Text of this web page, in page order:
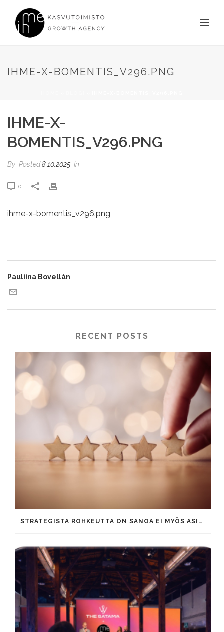
IHME-X-BOMENTIS_V296.PNG
IHME-X-
BOMENTIS_V296.PNG
By Posted8.10.2025 In
0
ihme-x-bomentis_v296.png
Pauliina Bovellán
RECENT POSTS
STRATEGISTA ROHKEUTTA ON SANOA EI MYÖS ASIAKKAILLE